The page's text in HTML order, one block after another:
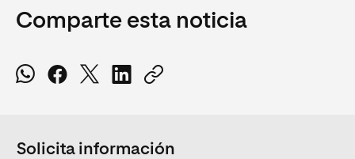
Comparte esta noticia
Solicita información